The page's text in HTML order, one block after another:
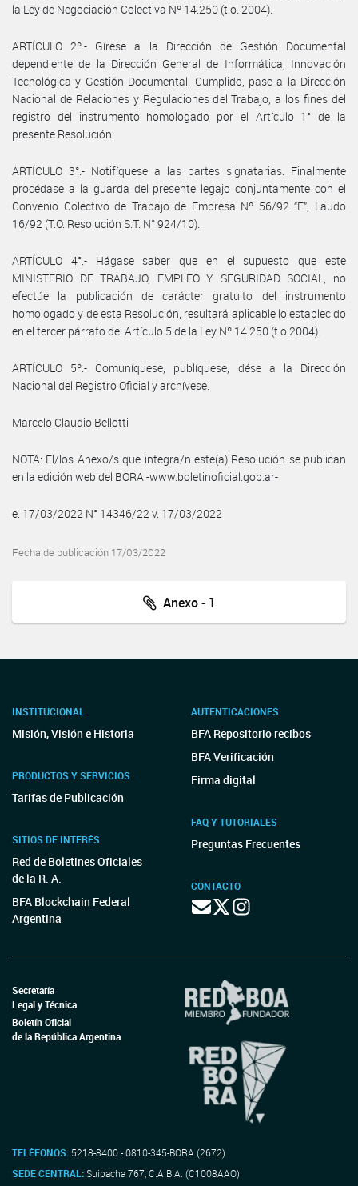
la Ley de Negociación Colectiva Nº 14.250 (t.o. 2004).
ARTÍCULO 2º.- Gírese a la Dirección de Gestión Documental
dependiente de la Dirección General de Informática, Innovación
Tecnológica y Gestión Documental. Cumplido, pase a la Dirección
Nacional de Relaciones y Regulaciones del Trabajo, a los fines del
registro del instrumento homologado por el Artículo 1° de la
presente Resolución.
ARTÍCULO 3°.- Notifíquese a las partes signatarias. Finalmente
procédase a la guarda del presente legajo conjuntamente con el
Convenio Colectivo de Trabajo de Empresa Nº 56/92 “E”, Laudo
16/92 (T.O. Resolución S.T. N° 924/10).
ARTÍCULO 4°.- Hágase saber que en el supuesto que este
MINISTERIO DE TRABAJO, EMPLEO Y SEGURIDAD SOCIAL, no
efectúe la publicación de carácter gratuito del instrumento
homologado y de esta Resolución, resultará aplicable lo establecido
en el tercer párrafo del Artículo 5 de la Ley Nº 14.250 (t.o.2004).
ARTÍCULO 5º.- Comuníquese, publíquese, dése a la Dirección
Nacional del Registro Oficial y archívese.
Marcelo Claudio Bellotti
NOTA: El/los Anexo/s que integra/n este(a) Resolución se publican
en la edición web del BORA -www.boletinoficial.gob.ar-
e. 17/03/2022 N° 14346/22 v. 17/03/2022
Fecha de publicación 17/03/2022
Anexo - 1
INSTITUCIONAL
Misión, Visión e Historia
PRODUCTOS Y SERVICIOS
Tarifas de Publicación
SITIOS DE INTERÉS
Red de Boletines Oficiales
de la R. A.
BFA Blockchain Federal
Argentina
AUTENTICACIONES
BFA Repositorio recibos
BFA Verificación
Firma digital
FAQ Y TUTORIALES
Preguntas Frecuentes
CONTACTO
Secretaría
Legal y Técnica
Boletín Oficial
de la República Argentina
TELÉFONOS: 5218-8400 - 0810-345-BORA (2672)
SEDE CENTRAL:Suipacha 767, C.A.B.A. (C1008AAO)